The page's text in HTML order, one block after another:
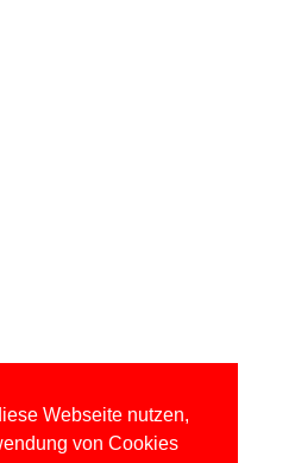
Webseite nutzen,
von Cookies